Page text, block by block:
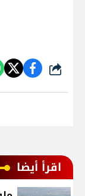
شارك
اقرأ أيضا